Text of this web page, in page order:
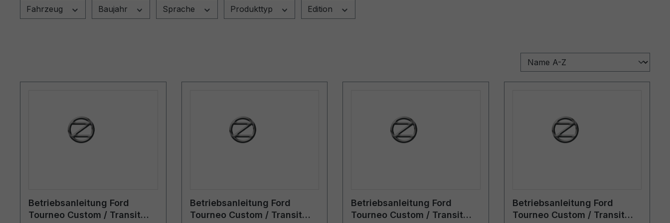
Fahrzeug Baujahr Sprache Produkttyp Edition
Betriebsanleitung Ford
Tourneo Custom / Transit
Betriebsanleitung Ford
Tourneo Custom / Transit
Betriebsanleitung Ford
Tourneo Custom / Transit
Betriebsanleitung Ford
Tourneo Custom / Transit